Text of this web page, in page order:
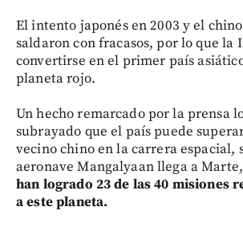
El intento japonés en 2003 y el chino
saldaron con fracasos, por lo que la
convertirse en el primer país
planeta rojo.
Un hecho remarcado por la prensa
subrayado que el país puede
vecino chino en la carrera espacial,
aeronave Mangalyaan llega a
han logrado 23 de las 40 misiones
a este planeta.